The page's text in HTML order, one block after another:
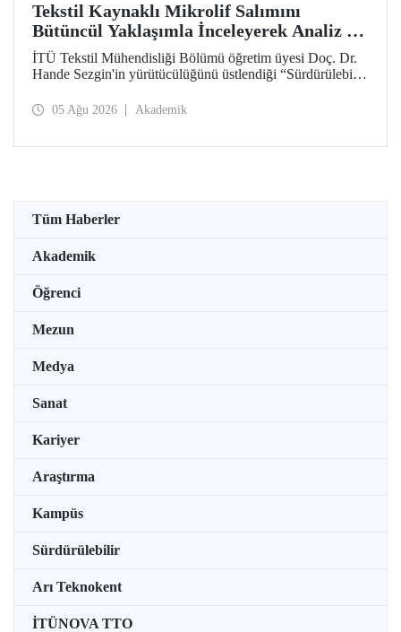
Tekstil Kaynaklı Mikrolif Salımını
Bütüncül Yaklaşımla İnceleyerek Analiz ve
Azaltım Stratejileri Geliştirecek Projeye
TÜBİTAK Desteği
İTÜ Tekstil Mühendisliği Bölümü öğretim üyesi Doç. Dr.
Hande Sezgin'in yürütücülüğünü üstlendiği “Sürdürülebilir
Koşullarına Bağlı Mikrolif Salımı: Aşınma, UV Maruziyeti
05 Ağu 2026 Akademik
Tüm Haberler
Akademik
Öğrenci
Mezun
Medya
Sanat
Kariyer
Araştırma
Kampüs
Sürdürülebilir
Arı Teknokent
İTÜNOVA TTO